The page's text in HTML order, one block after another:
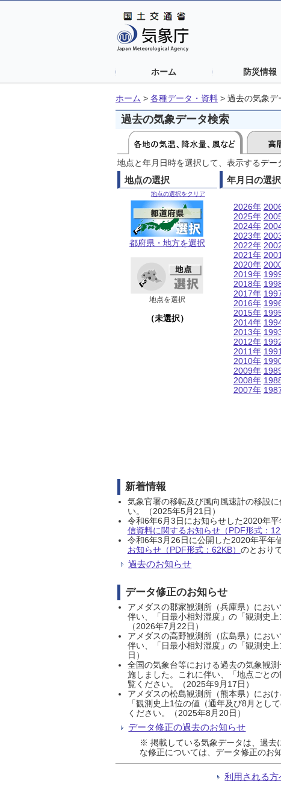
ホーム 防災情報
ホーム > 各種データ・資料 > 過去の気象デ
過去の気象データ検索
地点と年月日時を選択して、表示するデー
地点の選択
地点の選択をクリア
都府県・地方を選択
地点を選択
（未選択）
年月日の選択
2026年
2025年
2024年
2023年
2022年
2021年
2020年
2019年
2018年
2017年
2016年
2015年
2014年
2013年
2012年
2011年
2010年
2009年
2008年
2007年
新着情報
気象官署の移転及び風向風速計の移設
い。（2025年5月21日）
令和6年6月3日にお知らせした2020年
信資料に関するお知らせ（PDF形式：
令和6年3月26日に公開した2020年平年
お知らせ（PDF形式：62KB） のとおり
過去のお知らせ
データ修正のお知らせ
アメダスの郡家観測所（兵庫県）にお
伴い、「日最小相対湿度」の「観測史
（2026年7月22日）
アメダスの高野観測所（広島県）にお
伴い、「日最小相対湿度」の「観測史
日）
全国の気象台等における過去の気象観
施しました。これに伴い、「地点ごと
覧ください。（2025年9月17日）
アメダスの松島観測所（熊本県）にお
「観測史上1位の値（通年及び8月とし
ください。（2025年8月20日）
データ修正の過去のお知らせ
※ 掲載している気象データは、過去
な修正については、データ修正のお
利用される方